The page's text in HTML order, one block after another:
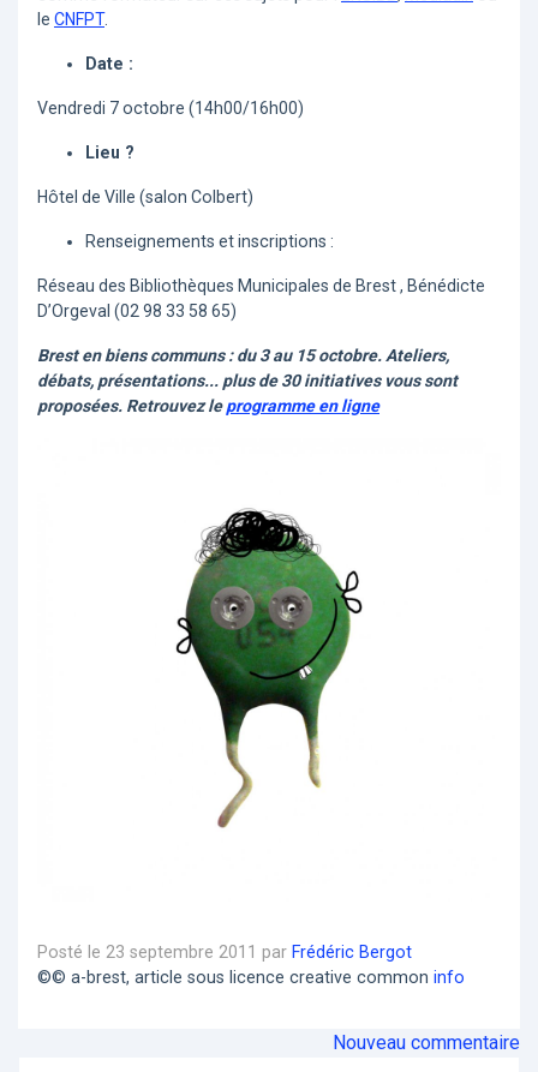
le CNFPT.
Date :
Vendredi 7 octobre (14h00/16h00)
Lieu ?
Hôtel de Ville (salon Colbert)
Renseignements et inscriptions :
Réseau des Bibliothèques Municipales de Brest , Bénédicte
D’Orgeval (02 98 33 58 65)
Brest en biens communs : du 3 au 15 octobre. Ateliers,
débats, présentations... plus de 30 initiatives vous sont
proposées. Retrouvez leprogramme en ligne
Posté le 23 septembre 2011 par Frédéric Bergot
©© a-brest, article sous licence creative common info
Nouveau commentaire